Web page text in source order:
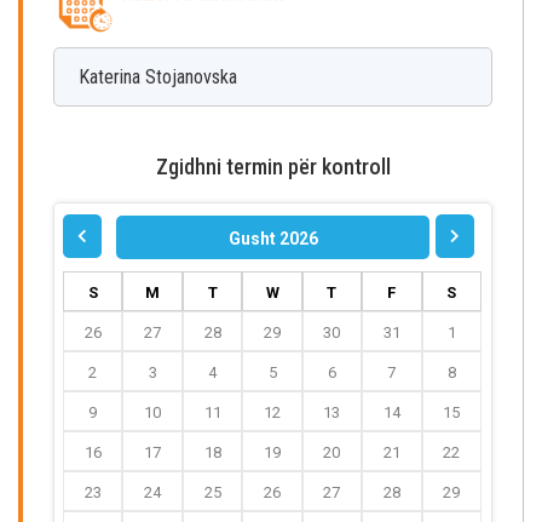
Katerina Stojanovska
Zgidhni termin për kontroll
Gusht 2026
S M T W T F S
26 27 28 29 30 31 1
2 3 4 5 6 7 8
9 10 11 12 13 14 15
16 17 18 19 20 21 22
23 24 25 26 27 28 29